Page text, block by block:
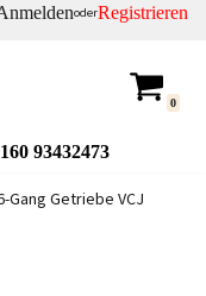
oderRegistrieren
0
93432473
Gang Getriebe VCJ